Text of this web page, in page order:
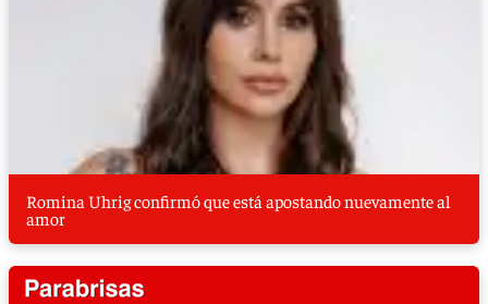
Romina Uhrig confirmó que está apostando nuevamente al
amor